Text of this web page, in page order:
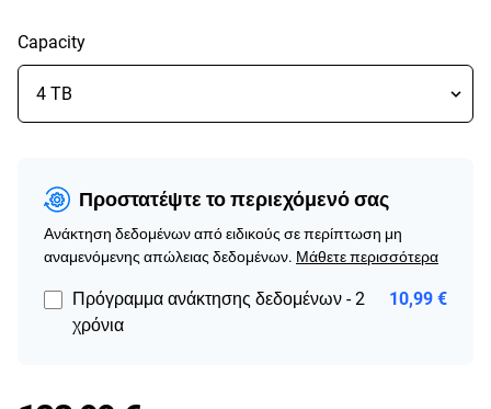
Capacity
Προστατέψτε το περιεχόμενό σας
Ανάκτηση δεδομένων από ειδικούς σε περίπτωση μη
αναμενόμενης απώλειας δεδομένων. Μάθετε περισσότερα
Πρόγραμμα ανάκτησης δεδομένων - 2
χρόνια
10,99 €